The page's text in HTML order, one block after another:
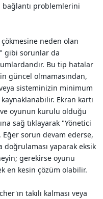
bağlantı problemlerini
neden olan
gibi sorunlar da
Bu tip hatalar
güncel olmamasından,
sisteminizin minimum
Ekran kartı
oyunun kurulu olduğu
sağ tıklayarak "Yönetici
Eğer sorun devam ederse,
yaparak eksik
gerekirse oyunu
en kesin çözüm olabilir.
takılı kalması veya